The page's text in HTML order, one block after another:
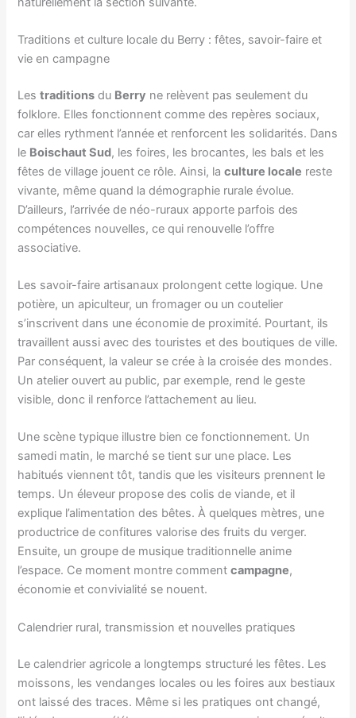
Traditions et culture locale du Berry : fêtes, savoir-faire et
vie en campagne
Lestraditions du Berry ne relèvent pas seulement du
folklore. Elles fonctionnent comme des repères sociaux,
car elles rythment l’année et renforcent les solidarités. Dans
le Boischaut Sud, les foires, les brocantes, les bals et les
fêtes de village jouent ce rôle. Ainsi, laculture locale reste
vivante, même quand la démographie rurale évolue.
D’ailleurs, l’arrivée de néo-ruraux apporte parfois des
compétences nouvelles, ce qui renouvelle l’offre
associative.
Les savoir-faire artisanaux prolongent cette logique. Une
potière, un apiculteur, un fromager ou un coutelier
s’inscrivent dans une économie de proximité. Pourtant, ils
travaillent aussi avec des touristes et des boutiques de ville.
Par conséquent, la valeur se crée à la croisée des mondes.
Un atelier ouvert au public, par exemple, rend le geste
visible, donc il renforce l’attachement au lieu.
Une scène typique illustre bien ce fonctionnement. Un
samedi matin, le marché se tient sur une place. Les
habitués viennent tôt, tandis que les visiteurs prennent le
temps. Un éleveur propose des colis de viande, et il
explique l’alimentation des bêtes. À quelques mètres, une
productrice de confitures valorise des fruits du verger.
Ensuite, un groupe de musique traditionnelle anime
l’espace. Ce moment montre commentcampagne,
économie et convivialité se nouent.
Calendrier rural, transmission et nouvelles pratiques
Le calendrier agricole a longtemps structuré les fêtes. Les
moissons, les vendanges locales ou les foires aux bestiaux
ont laissé des traces. Même si les pratiques ont changé,